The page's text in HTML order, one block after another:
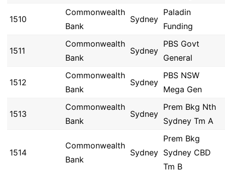
1510
Commonwealth
Bank
Sydney
Paladin
Funding
1511
Commonwealth
Bank
Sydney
PBS Govt
General
1512
Commonwealth
Bank
Sydney
PBS NSW
Mega Gen
1513
Commonwealth
Bank
Sydney
Prem Bkg Nth
Sydney Tm A
1514
Commonwealth
Bank
Sydney
Prem Bkg
Sydney CBD
Tm B